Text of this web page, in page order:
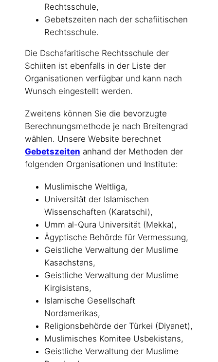
Rechtsschule,
Gebetszeiten nach der schafiitischen
Rechtsschule.
Die Dschafaritische Rechtsschule der
Schiiten ist ebenfalls in der Liste der
Organisationen verfügbar und kann nach
Wunsch eingestellt werden.
Zweitens können Sie die bevorzugte
Berechnungsmethode je nach Breitengrad
wählen. Unsere Website berechnet
Gebetszeiten anhand der Methoden der
folgenden Organisationen und Institute:
Muslimische Weltliga,
Universität der Islamischen
Wissenschaften (Karatschi),
Umm al-Qura Universität (Mekka),
Ägyptische Behörde für Vermessung,
Geistliche Verwaltung der Muslime
Kasachstans,
Geistliche Verwaltung der Muslime
Kirgisistans,
Islamische Gesellschaft
Nordamerikas,
Religionsbehörde der Türkei (Diyanet),
Muslimisches Komitee Usbekistans,
Geistliche Verwaltung der Muslime